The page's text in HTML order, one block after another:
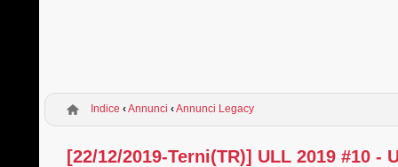
Indice ‹Annunci ‹Annunci Legacy
[22/12/2019-Terni(TR)] ULL 2019 #10 -